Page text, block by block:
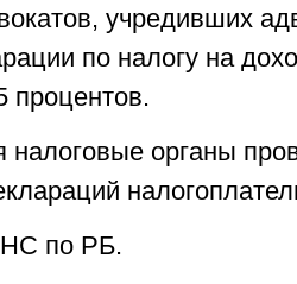
учредивших
по налогу на
процентов.
органы
по РБ.